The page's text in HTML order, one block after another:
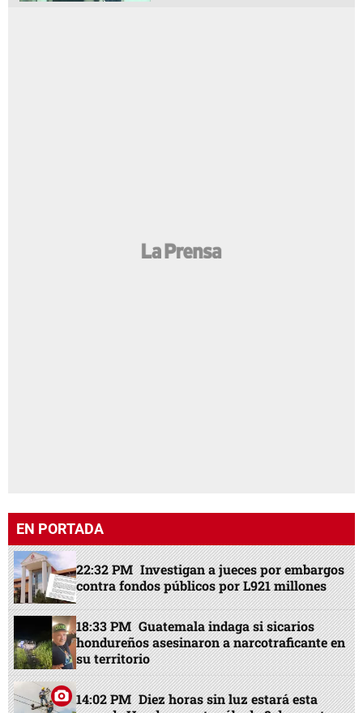
EN PORTADA
22:32 PM Investigan a jueces por embargos
contra fondos públicos por L921 millones
18:33 PM Guatemala indaga si sicarios
hondureños asesinaron a narcotraficante en
su territorio
14:02 PM Diez horas sin luz estará esta